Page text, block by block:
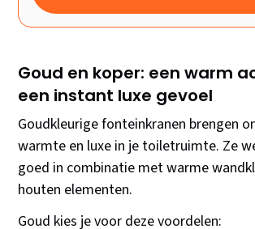
Goud en koper: een warm
een instant luxe gevoel
Goudkleurige fonteinkranen brengen
warmte en luxe in je toiletruimte. Ze
goed in combinatie met warme
houten elementen.
Goud kies je voor deze voordelen: